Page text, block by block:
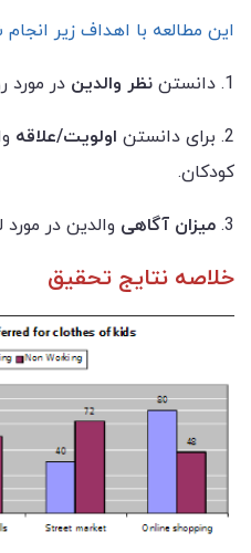
این مطالعه با اهداف زیر
1. دانستن نظر والدین در مورد
2. برای دانستن اولویت/علاقه
کودکان.
3. میزان آگاهی والدین در
خلاصه نتایج تحقیق